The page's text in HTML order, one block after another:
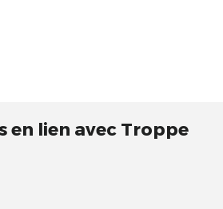
en lien avec Troppe